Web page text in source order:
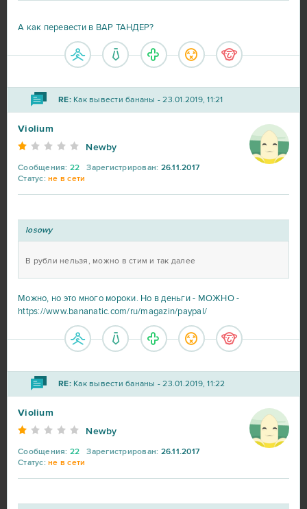
А как перевести в ВАР ТАНДЕР?
RE:Как вывести бананы - 23.01.2019, 11:21
Violium
Newby
Сообщения: 22 Зарегистрирован: 26.11.2017
Статус: не в сети
losowy
В рубли нельзя, можно в стим и так далее
Можно, но это много мороки. Но в деньги - МОЖНО -
https://www.bananatic.com/ru/magazin/paypal/
RE:Как вывести бананы - 23.01.2019, 11:22
Violium
Newby
Сообщения: 22 Зарегистрирован: 26.11.2017
Статус: не в сети